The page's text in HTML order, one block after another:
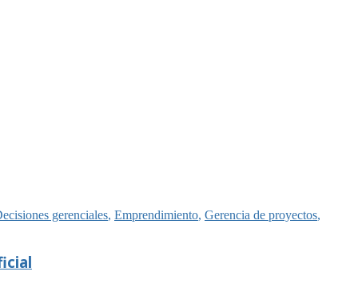
gerenciales, Emprendimiento, Gerencia de proyectos,